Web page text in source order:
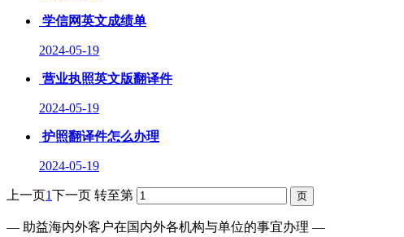
学信网英文成绩单
2024-05-19
营业执照英文版翻译件
2024-05-19
护照翻译件怎么办理
2024-05-19
上一页1下一页 转至第
— 助益海内外客户在国内外各机构与单位的事宜办理 —